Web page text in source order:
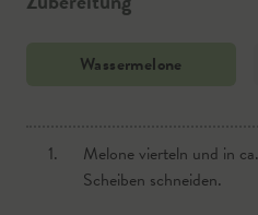
Nüsse zum
Wassermelone
1.
Melone vierteln und in
Scheiben schneiden.
1.
Alle Zutaten vermengen
Obers untermischen.